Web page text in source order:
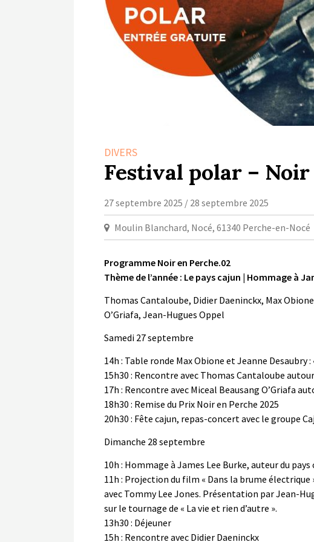
DIVERS
Festival polar – Noir
27 septembre 2025 / 28 septembre 2025
Moulin Blanchard, Nocé, 61340 Perche-en-Nocé
Programme Noir en Perche.02
Thème de l’année : Le pays cajun | Hommage à
Thomas Cantaloube, Didier Daeninckx, Max
O’Griafa, Jean-Hugues Oppel
Samedi 27 septembre
14h : Table ronde Max Obione et Jeanne Desaubry
15h30 : Rencontre avec Thomas Cantaloube
17h : Rencontre avec Miceal Beausang O’Griafa
18h30 : Remise du Prix Noir en Perche 2025
20h30 : Fête cajun, repas-concert avec le groupe
Dimanche 28 septembre
10h : Hommage à James Lee Burke, auteur du
11h : Projection du film « Dans la brume
avec Tommy Lee Jones. Présentation par Jean-
sur le tournage de « La vie et rien d’autre ».
13h30 : Déjeuner
15h : Rencontre avec Didier Daeninckx